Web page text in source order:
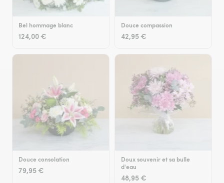
Bel hommage blanc
124,00 €
Douce compassion
42,95 €
Douce consolation
79,95 €
Doux souvenir et sa bulle
d'eau
48,95 €